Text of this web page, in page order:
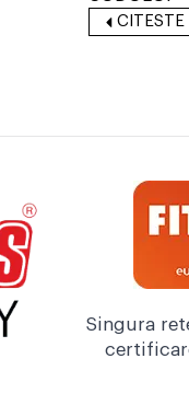
Singura